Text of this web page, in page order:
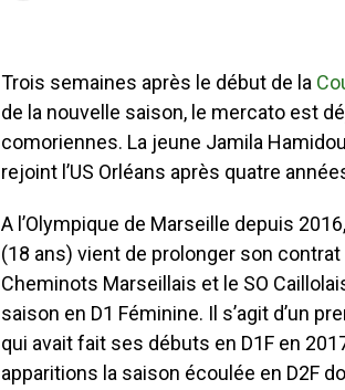
Trois semaines après le début de la
de la nouvelle saison, le mercato est
comoriennes. La jeune Jamila
rejoint l’US Orléans après quatre
A l’Olympique de Marseille depuis
(18 ans) vient de prolonger son contrat
Cheminots Marseillais et le SO
saison en D1 Féminine. Il s’agit d’un
qui avait fait ses débuts en D1F en
apparitions la saison écoulée en D2F